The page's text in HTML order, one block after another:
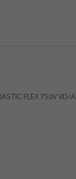
FLEX 750V VD/